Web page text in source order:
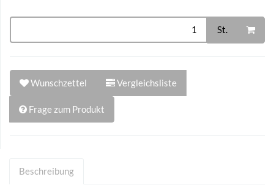
St.
Wunschzettel Vergleichsliste
Frage zum Produkt
Beschreibung